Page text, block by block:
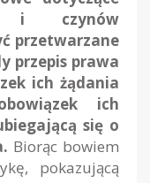
i czynów
przetwarzane
przepis prawa
ich żądania
ich
się o
Biorąc bowiem
pokazującą